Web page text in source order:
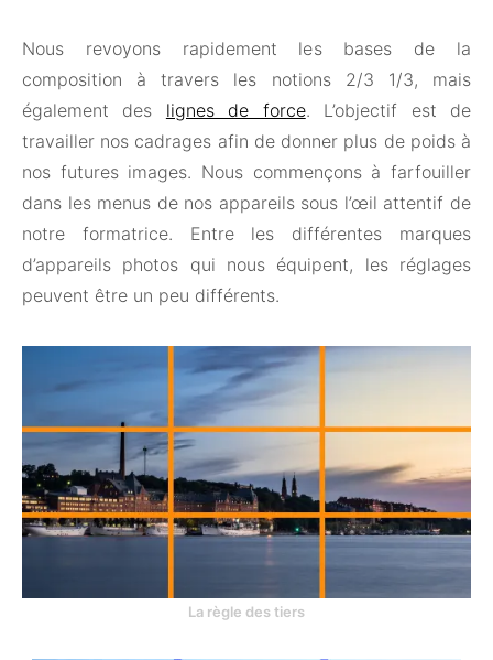
Nous revoyons rapidement les bases de la
composition à travers les notions 2/3 1/3, mais
également des lignes de force. L’objectif est de
travailler nos cadrages afin de donner plus de poids à
nos futures images. Nous commençons à farfouiller
dans les menus de nos appareils sous l’œil attentif de
notre formatrice. Entre les différentes marques
d’appareils photos qui nous équipent, les réglages
peuvent être un peu différents.
La règle des tiers